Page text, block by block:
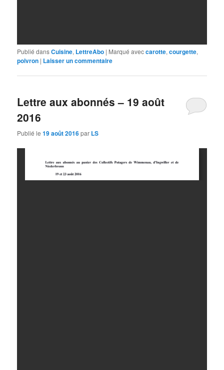
Publié dansCuisine, LettreAbo | Marqué aveccarotte,courgette,
poivron | Laisser un commentaire
Lettre aux abonnés – 19 août
2016
Publié le19 août 2016par LS